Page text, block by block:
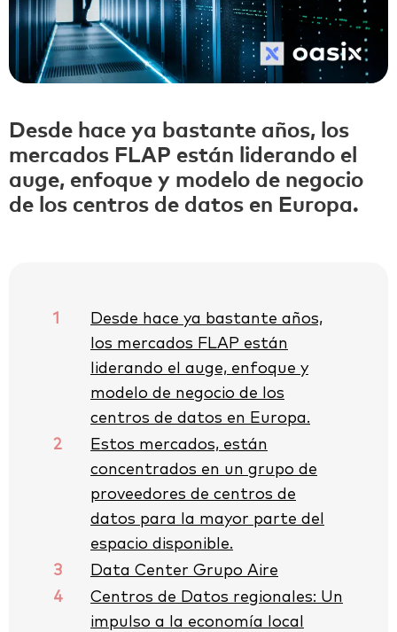
Desde hace ya bastante años, los
mercados FLAP están liderando el
auge, enfoque y modelo de negocio
de los centros de datos en Europa.
1
Desde hace ya bastante años,
los mercados FLAP están
liderando el auge, enfoque y
modelo de negocio de los
centros de datos en Europa.
2
Estos mercados, están
concentrados en un grupo de
proveedores de centros de
datos para la mayor parte del
espacio disponible.
3
Data Center Grupo Aire
4
Centros de Datos regionales: Un
impulso a la economía local